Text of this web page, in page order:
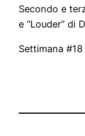
Secondo e
e “Louder” di
Settimana